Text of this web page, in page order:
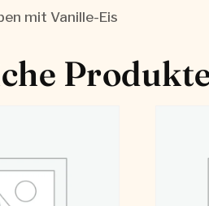
mit Vanille-Eis